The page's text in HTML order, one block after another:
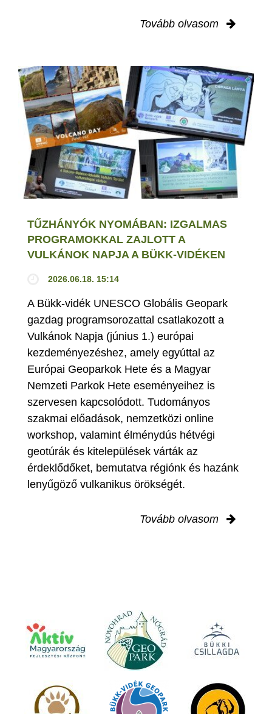
Tovább olvasom
TŰZHÁNYÓK NYOMÁBAN: IZGALMAS
PROGRAMOKKAL ZAJLOTT A
VULKÁNOK NAPJA A BÜKK-VIDÉKEN
2026.06.18. 15:14
A Bükk-vidék UNESCO Globális Geopark
gazdag programsorozattal csatlakozott a
Vulkánok Napja (június 1.) európai
kezdeményezéshez, amely egyúttal az
Európai Geoparkok Hete és a Magyar
Nemzeti Parkok Hete eseményeihez is
szervesen kapcsolódott. Tudományos
szakmai előadások, nemzetközi online
workshop, valamint élménydús hétvégi
geotúrák és kitelepülések várták az
érdeklődőket, bemutatva régiónk és hazánk
lenyűgöző vulkanikus örökségét.
Tovább olvasom